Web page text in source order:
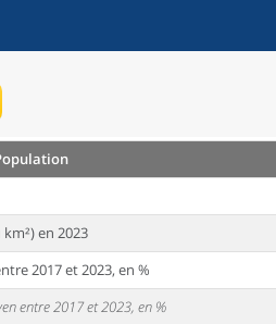
en 2023
2017 et 2023, en %
entre 2017 et 2023, en %